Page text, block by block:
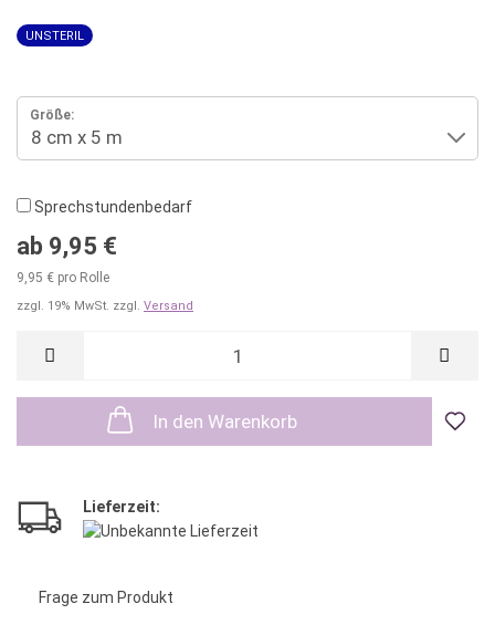
UNSTERIL
Größe:
Sprechstundenbedarf
ab 9,95 €
9,95 € pro Rolle
zzgl. 19% MwSt. zzgl. Versand
In den Warenkorb
Lieferzeit:
Frage zum Produkt